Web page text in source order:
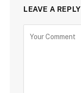
LEAVE A REPLY